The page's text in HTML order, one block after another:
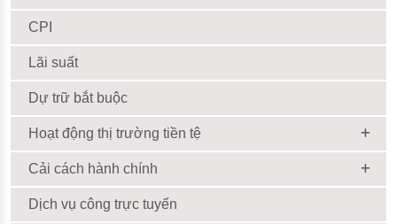
CPI
Lãi suất
Dự trữ bắt buộc
Hoạt động thị trường tiền tệ
Cải cách hành chính
Dịch vụ công trực tuyến